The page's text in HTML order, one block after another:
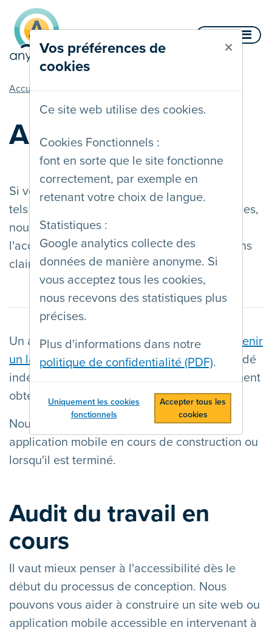
Vos préférences de
cookies
×
Ce site web utilise des cookies.
Cookies Fonctionnels :
font en sorte que le site fonctionne
correctement, par exemple en
retenant votre choix de langue.
Statistiques :
Google analytics collecte des
données de manière anonyme. Si
vous acceptez tous les cookies,
nous recevons des statistiques plus
précises.
Plus d'informations dans notre
politique de confidentialité (PDF).
Uniquement les cookies
fonctionnels
Accepter tous les
cookies
Aller au contenu
Accueil Services Audit
Audit
Si vous produisez des contenus numériques
tels que des sites web ou applications mobiles,
nous pouvons les auditer pour en évaluer
l'accessibilité et vous fournir des informations
claires et détaillées pour les améliorer.
Un audit peut se faire avec un objectif d'
obtenir
un label, mais peut également être commandé
indépendamment, sans vouloir nécessairement
obtenir un label.
Nous pouvons auditer votre site web ou
application mobile en cours de construction ou
lorsqu'il est terminé.
Audit du travail en
cours
Il vaut mieux penser à l'accessibilité dès le
début du processus de conception. Nous
pouvons vous aider à construire un site web ou
application mobile accessible en intervenant à